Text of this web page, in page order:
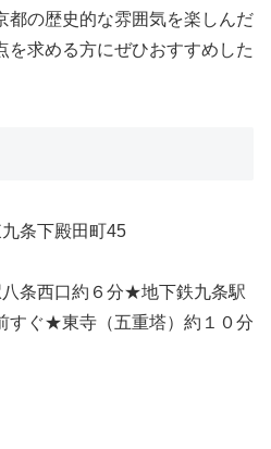
都の歴史的な雰囲気を楽しんだ
を求める方にぜひおすすめした
条下殿田町45
条西口約６分★地下鉄九条駅
すぐ★東寺（五重塔）約１０分